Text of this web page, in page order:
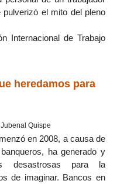
el mito del pleno
Internacional de Trabajo
heredamos para
Quispe
en 2008, a causa de
ha generado y
desastrosas para la
de imaginar. Bancos en